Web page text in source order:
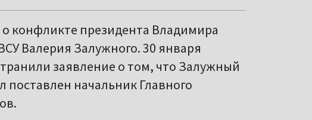
конфликте президента Владимира
Валерия Залужного. 30 января
заявление о том, что Залужный
поставлен начальник Главного